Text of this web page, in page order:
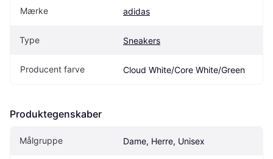
Mærke adidas
Type Sneakers
Producent farve Cloud White/Core White/Green
Produktegenskaber
Målgruppe Dame, Herre, Unisex